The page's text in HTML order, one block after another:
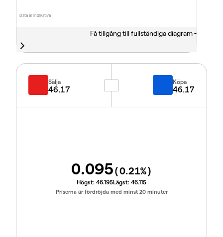
Data är indikativa
Få tillgång till fullständiga diagram -
Sälja
46.17
Köpa
46.17
0.095(0.21%)
Högst: 46.195Lägst: 46.115
Priserna är fördröjda med minst 20 minuter